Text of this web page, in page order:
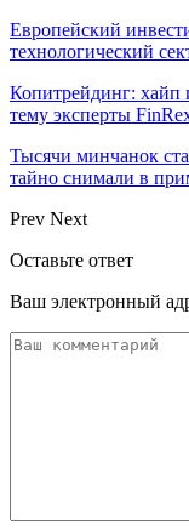
Европейский
технологический
Копитрейдинг: хайп
тему эксперты
Тысячи минчанок
тайно снимали в
Prev Next
Оставьте ответ
Ваш электронный